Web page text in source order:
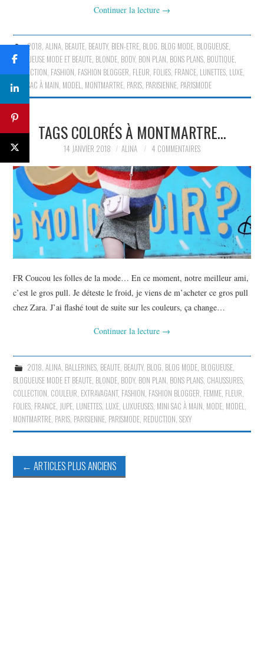
Continuer la lecture →
2018, ALINA, BEAUTE, BEAUTY, BIEN-ETRE, BLOG, BLOG MODE, BLOGUEUSE,
BLOGUEUSE MODE ET BEAUTE, BLONDE, BODY, BON PLAN, BONS PLANS, BOUTIQUE,
COLLECTION, FASHION, FASHION BLOGGER, FLEUR, FOLIES, FRANCE, LUNETTES, LUXE,
MINI SAC À MAIN, MODEL, MONTMARTRE, PARIS, PARISIENNE, PARISMODE
TAGS COLORÉS À MONTMARTRE…
14 JANVIER 2018 ALINA 4 COMMENTAIRES
FR Coucou les folles de la mode… En ce moment, notre meilleur ami,
c’est le gros pull. Je déteste le froid, je viens de m’acheter ce gros pull
chez Zara. J’ai flashé tout de suite sur les couleurs, ça change…
Continuer la lecture →
2018, ALINA, BALLERINES, BEAUTE, BEAUTY, BLOG, BLOG MODE, BLOGUEUSE,
BLOGUEUSE MODE ET BEAUTE, BLONDE, BODY, BON PLAN, BONS PLANS, CHAUSSURES,
COLLECTION, COULEUR, EXTRAVAGANT, FASHION, FASHION BLOGGER, FEMME, FLEUR,
FOLIES, FRANCE, JUPE, LUNETTES, LUXE, LUXUEUSES, MINI SAC À MAIN, MODE, MODEL,
MONTMARTRE, PARIS, PARISIENNE, PARISMODE, REDUCTION,SEXY
Navigation
des
← ARTICLES PLUS ANCIENS